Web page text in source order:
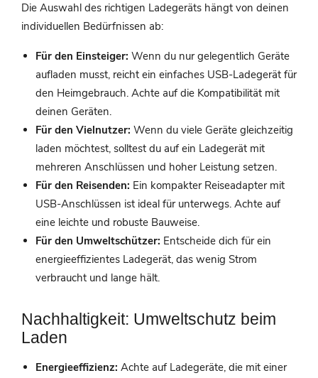
Die Auswahl des richtigen Ladegeräts hängt von deinen
individuellen Bedürfnissen ab:
Für den Einsteiger: Wenn du nur gelegentlich Geräte
aufladen musst, reicht ein einfaches USB-Ladegerät für
den Heimgebrauch. Achte auf die Kompatibilität mit
deinen Geräten.
Für den Vielnutzer: Wenn du viele Geräte gleichzeitig
laden möchtest, solltest du auf ein Ladegerät mit
mehreren Anschlüssen und hoher Leistung setzen.
Für den Reisenden: Ein kompakter Reiseadapter mit
USB-Anschlüssen ist ideal für unterwegs. Achte auf
eine leichte und robuste Bauweise.
Für den Umweltschützer: Entscheide dich für ein
energieeffizientes Ladegerät, das wenig Strom
verbraucht und lange hält.
Nachhaltigkeit: Umweltschutz beim
Laden
Energieeffizienz: Achte auf Ladegeräte, die mit einer